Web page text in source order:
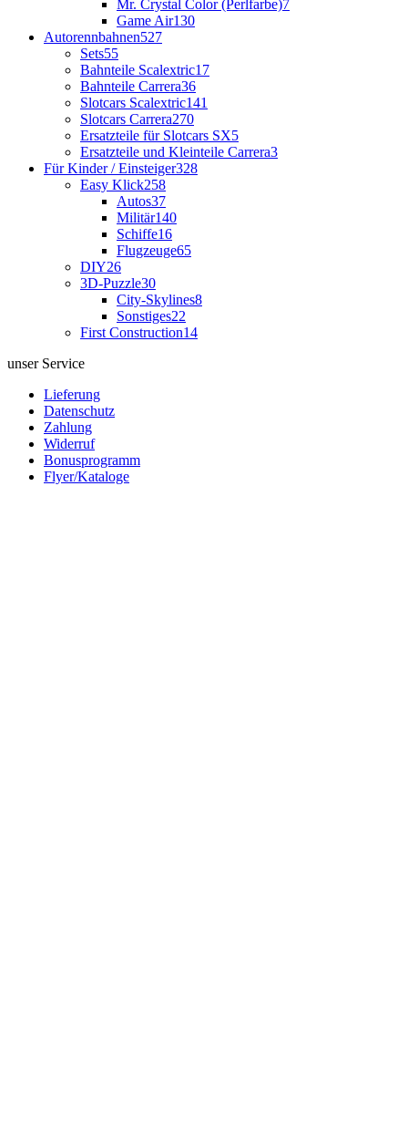
Mr. Crystal Color (Perlfarbe)7
Game Air130
Autorennbahnen527
Sets55
Bahnteile Scalextric17
Bahnteile Carrera36
Slotcars Scalextric141
Slotcars Carrera270
Ersatzteile für Slotcars SX5
Ersatzteile und Kleinteile Carrera3
Für Kinder / Einsteiger328
Easy Klick258
Autos37
Militär140
Schiffe16
Flugzeuge65
DIY26
3D-Puzzle30
City-Skylines8
Sonstiges22
First Construction14
unser Service
Lieferung
Datenschutz
Zahlung
Widerruf
Bonusprogramm
Flyer/Kataloge